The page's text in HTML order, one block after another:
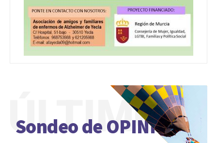
Sondeo de OPINIÓN
ÚLTIMO